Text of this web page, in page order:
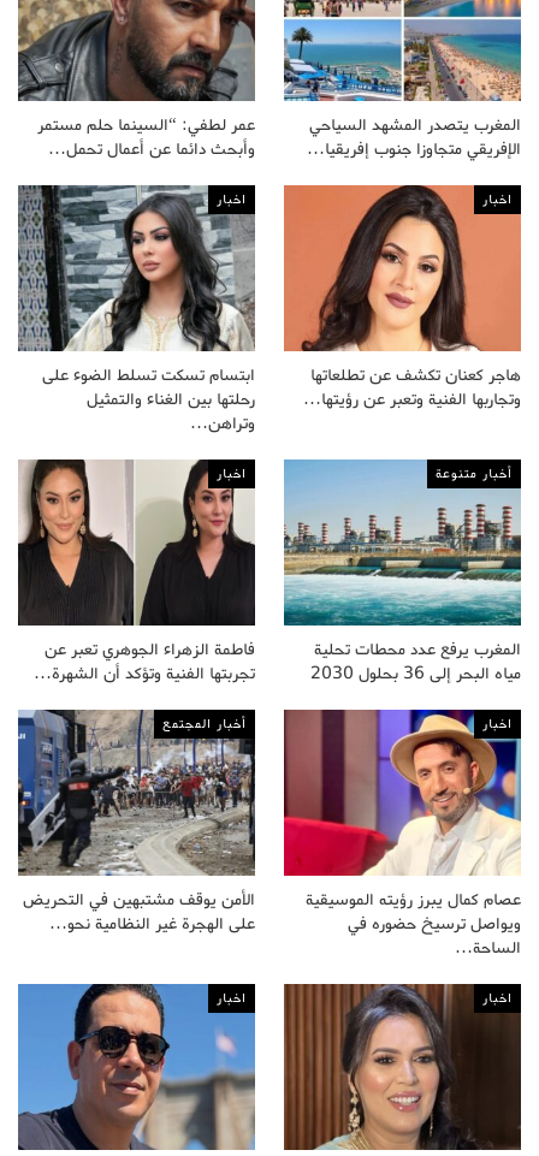
المغرب يتصدر المشهد السياحي
الإفريقي متجاوزا جنوب إفريقيا…
عمر لطفي: “السينما حلم مستمر
وأبحث دائما عن أعمال تحمل…
اخبار
هاجر كعنان تكشف عن تطلعاتها
وتجاربها الفنية وتعبر عن رؤيتها…
اخبار
ابتسام تسكت تسلط الضوء على
رحلتها بين الغناء والتمثيل
وتراهن…
أخبار متنوعة
المغرب يرفع عدد محطات تحلية
مياه البحر إلى 36 بحلول 2030
اخبار
فاطمة الزهراء الجوهري تعبر عن
تجربتها الفنية وتؤكد أن الشهرة…
اخبار
عصام كمال يبرز رؤيته الموسيقية
ويواصل ترسيخ حضوره في
الساحة…
أخبار المجتمع
الأمن يوقف مشتبهين في التحريض
على الهجرة غير النظامية نحو…
اخبار اخبار